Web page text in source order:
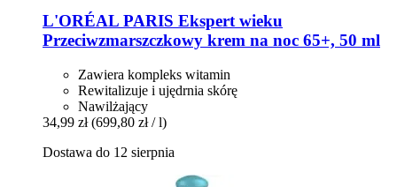
L'ORÉAL PARIS Ekspert wieku
Przeciwzmarszczkowy krem na noc 65+, 50 ml
Zawiera kompleks witamin
Rewitalizuje i ujędrnia skórę
Nawilżający
34,99 zł (699,80 zł / l)
Dostawa do 12 sierpnia